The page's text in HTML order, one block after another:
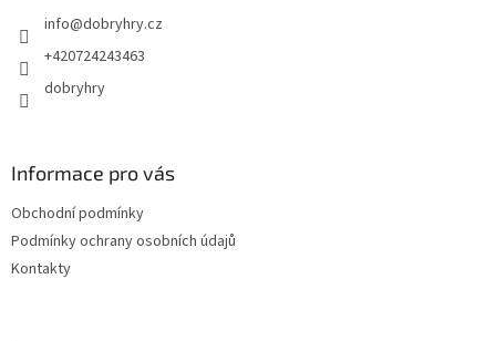
info@dobryhry.cz
+420724243463
dobryhry
Informace pro vás
Obchodní podmínky
Podmínky ochrany osobních údajů
Kontakty